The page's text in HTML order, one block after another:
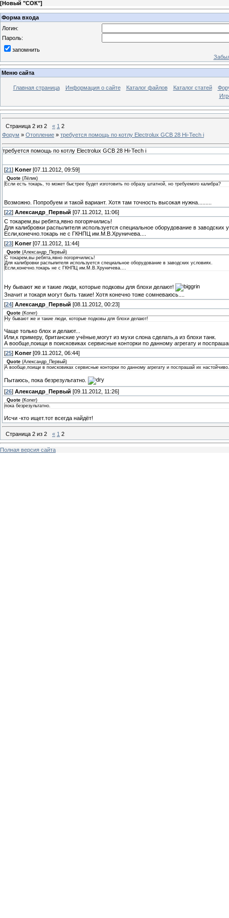
[Новый "СОК"]
Форма входа
Логин:
Пароль:
запомнить
Меню сайта
Главная страница Информация о сайте Каталог файлов Каталог статей
Страница 2 из 2 « 1 2
Форум » Отопление » требуется помощь по котлу Electrolux GCB 28 Hi-Tech i
требуется помощь по котлу Electrolux GCB 28 Hi-Tech i
[21 ] Koner[07.11.2012, 09:59]
Quote (Лёлик)
Если есть токарь, то может быстрее будет изготовить по образу штатной, но требуемого калибра?
Возможно. Попробуем и такой вариант. Хотя там точность высокая нужна.........
[22] Александр_Первый [07.11.2012, 11:06]
С токарем,вы ребята,явно погорячились!
Для калибровки распылителя используется специальное оборудование в заводских
Если,конечно.токарь не с ГКНПЦ им.М.В.Хруничева....
[23] Koner[07.11.2012, 11:44]
Quote (Александр_Первый)
С токарем,вы ребята,явно погорячились!
Для калибровки распылителя используется специальное оборудование в заводских условиях.
Если,конечно.токарь не с ГКНПЦ им.М.В.Хруничева....
Ну бывают же и такие люди, которые подковы для блохи делают!
Значит и токаря могут быть такие! Хотя конечно тоже сомневаюсь....
[24] Александр_Первый [08.11.2012, 00:23]
Quote (Koner)
Ну бывают же и такие люди, которые подковы для блохи делают!
Чаще только блох и делают...
Или,к примеру, британские учёные,могут из мухи слона сделать,а из блохи танк.
А вообще,поищи в поисковиках сервисные конторки по данному агрегату и
[25] Koner[09.11.2012, 06:44]
Quote (Александр_Первый)
А вообще,поищи в поисковиках сервисные конторки по данному агрегату и поспрашай их настойчиво.
Пытаюсь, пока безрезультатно.
[26] Александр_Первый [09.11.2012, 11:26]
Quote (Koner)
пока безрезультатно.
Исчи -кто ищет.тот всегда найдёт!
Страница 2 из 2 « 1 2
Полная версия сайта